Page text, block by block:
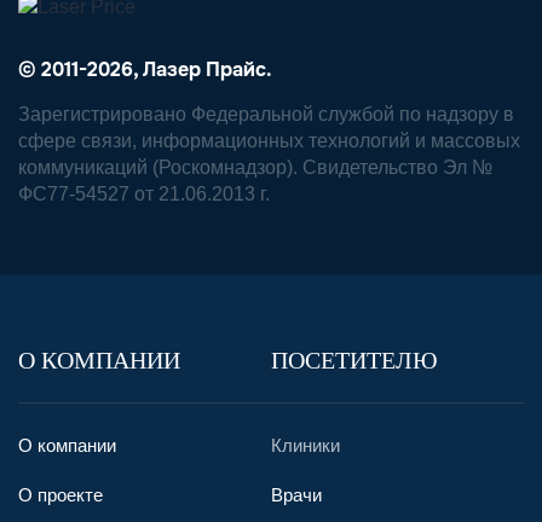
© 2011-2026, Лазер Прайс.
Зарегистрировано Федеральной службой по надзору в
сфере связи, информационных технологий и массовых
коммуникаций (Роскомнадзор). Свидетельство Эл №
ФС77-54527 от 21.06.2013 г.
О КОМПАНИИ
О компании
О проекте
ПОСЕТИТЕЛЮ
Клиники
Врачи